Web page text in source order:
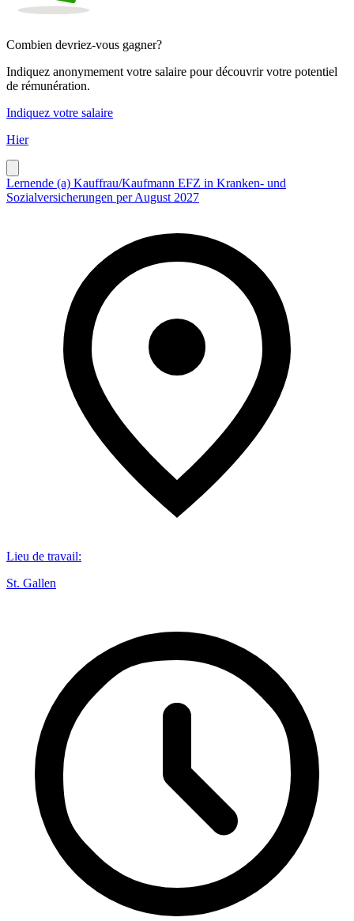
Combien devriez-vous gagner?
Indiquez anonymement votre salaire pour découvrir votre potentiel
de rémunération.
Indiquez votre salaire
Hier
Lernende (a) Kauffrau/Kaufmann EFZ in Kranken- und
Sozialversicherungen per August 2027
Lieu de travail:
St. Gallen